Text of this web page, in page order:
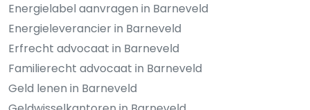
Energielabel aanvragen in Barneveld
Energieleverancier in Barneveld
Erfrecht advocaat in Barneveld
Familierecht advocaat in Barneveld
Geld lenen in Barneveld